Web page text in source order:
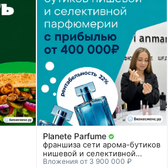
Planete Parfume
франшиза сети арома-бутиков
нишевой и селективной
парфюмерии
Вложения от 3 900 000 ₽